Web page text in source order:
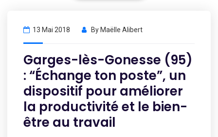
13 Mai 2018 ByMaëlle Alibert
Garges-lès-Gonesse (95)
: “Échange ton poste”, un
dispositif pour améliorer
la productivité et le bien-
être au travail